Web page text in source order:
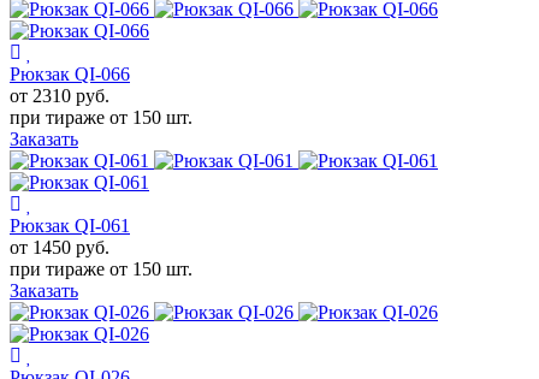
Рюкзак QI-066
от 2310 руб.
при тираже от 150 шт.
Заказать
Рюкзак QI-061
от 1450 руб.
при тираже от 150 шт.
Заказать